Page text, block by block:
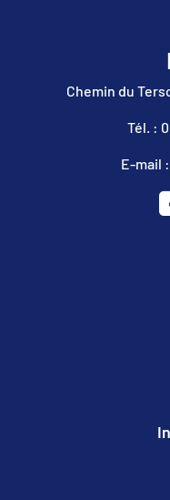
Chemin du
Tél. :
E-mail